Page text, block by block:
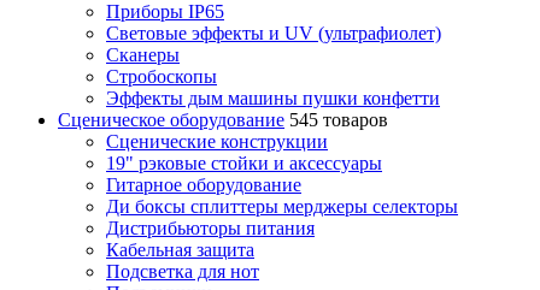
Приборы IP65
Световые эффекты и UV (ультрафиолет)
Сканеры
Стробоскопы
Эффекты дым машины пушки конфетти
Сценическое оборудование 545 товаров
Сценические конструкции
19" рэковые стойки и аксесcуары
Гитарное оборудование
Ди боксы сплиттеры мерджеры селекторы
Дистрибьюторы питания
Кабельная защита
Подсветка для нот